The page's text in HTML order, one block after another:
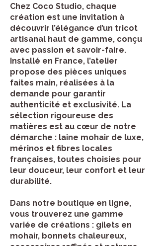
Chez Coco Studio, chaque
création est une invitation à
découvrir l’élégance d’un tricot
artisanal haut de gamme, conçu
avec passion et savoir-faire.
Installé en France, l’atelier
propose des pièces uniques
faites main, réalisées à la
demande pour garantir
authenticité et exclusivité. La
sélection rigoureuse des
matières est au cœur de notre
démarche : laine mohair de luxe,
mérinos et fibres locales
françaises, toutes choisies pour
leur douceur, leur confort et leur
durabilité.
Dans notre boutique en ligne,
vous trouverez une gamme
variée de créations : gilets en
mohair, bonnets chaleureux,